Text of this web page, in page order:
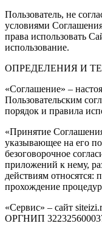
Пользователь, не
условиями
права использовать
использование.
ОПРЕДЕЛЕНИЯ И
«Соглашение» –
Пользовательским
порядок и правила
«Принятие
указывающее на его
безоговорочное
приложений к нему,
действиям относятся:
прохождение
«Сервис» – сайт
ОРГНИП